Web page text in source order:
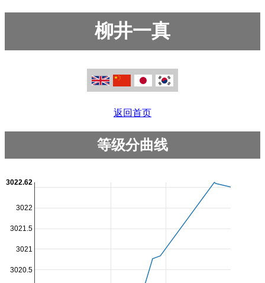
柳井一真
返回首页
等级分曲线
3020.5
3021
3021.5
3022
3022.62